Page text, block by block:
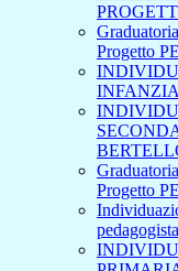
Progetto
Progetto